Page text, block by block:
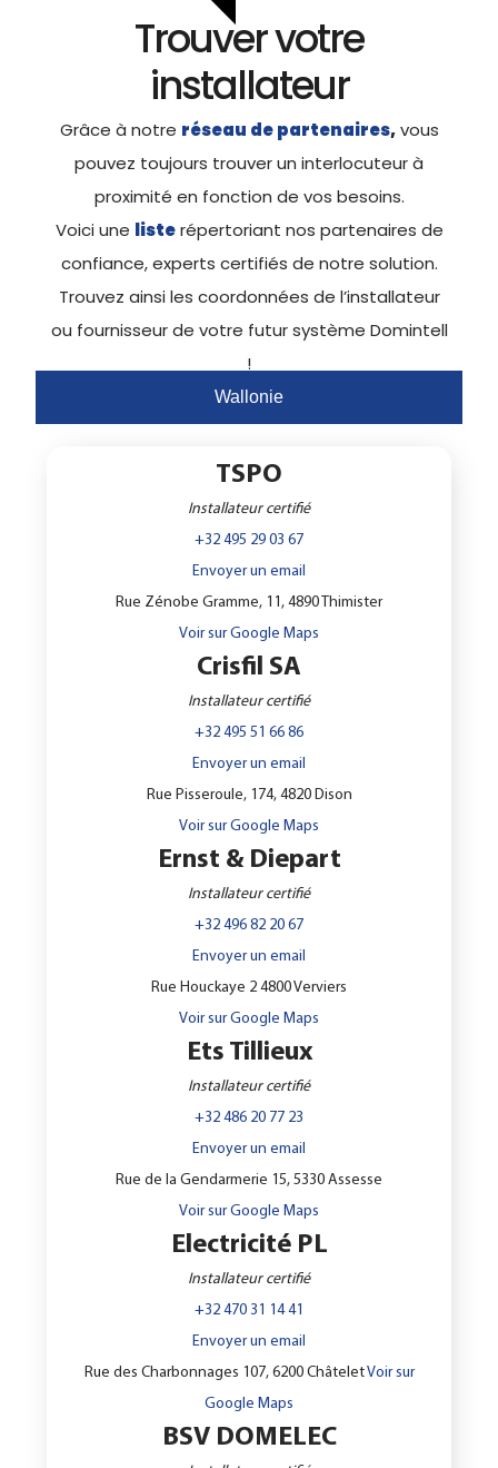
Trouver votre
installateur
Grâce à notre réseau de partenaires,vous
pouvez toujours trouver un interlocuteur à
proximité en fonction de vos besoins.
Voici une listerépertoriant nos partenaires de
confiance, experts certifiés de notre solution.
Trouvez ainsi les coordonnées de l’installateur
ou fournisseur de votre futur système Domintell
!
Wallonie
TSPO
Installateur certifié
+32 495 29 03 67
Envoyer un email
Rue Zénobe Gramme, 11, 4890 Thimister
Voir sur Google Maps
Crisfil SA
Installateur certifié
+32 495 51 66 86
Envoyer un email
Rue Pisseroule, 174, 4820 Dison
Voir sur Google Maps
Ernst & Diepart
Installateur certifié
+32 496 82 20 67
Envoyer un email
Rue Houckaye 2 4800 Verviers
Voir sur Google Maps
Ets Tillieux
Installateur certifié
+32 486 20 77 23
Envoyer un email
Rue de la Gendarmerie 15, 5330 Assesse
Voir sur Google Maps
Electricité PL
Installateur certifié
+32 470 31 14 41
Envoyer un email
Rue des Charbonnages 107, 6200 ChâteletVoir sur
Google Maps
BSV DOMELEC